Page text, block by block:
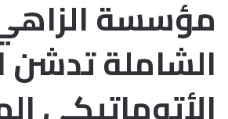
مؤسسة
الشاملة تدشن